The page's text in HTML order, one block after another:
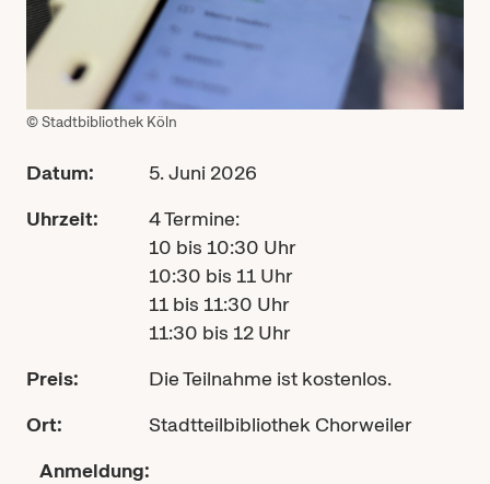
© Stadtbibliothek Köln
Datum:
5. Juni 2026
Uhrzeit:
4 Termine:
10 bis 10:30 Uhr
10:30 bis 11 Uhr
11 bis 11:30 Uhr
11:30 bis 12 Uhr
Preis:
Die Teilnahme ist kostenlos.
Ort:
Stadtteilbibliothek Chorweiler
Anmeldung: